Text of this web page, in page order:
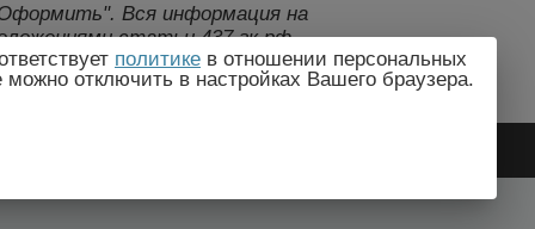
Вся информация на
статьи 437 гк рф.,
без предварительного
политике в отношении персональных
отключить в настройках Вашего браузера.